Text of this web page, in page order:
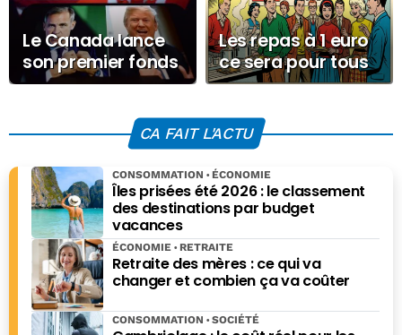
Le Canada lance
son premier fonds
souverain pour
tutelle américaine
Les repas à 1 euro
ce sera pour tous
les étudiants de
CA FAIT L'ACTU
Îles prisées été 2026 : le classement
des destinations par budget
vacances
CONSOMMATION ÉCONOMIE
Retraite des mères : ce qui va
changer et combien ça va coûter
ÉCONOMIE RETRAITE
CONSOMMATION SOCIÉTÉ